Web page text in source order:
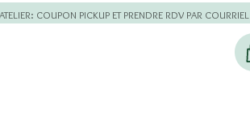
COUPON PICKUP ET PRENDRE RDV PAR COURRIEL